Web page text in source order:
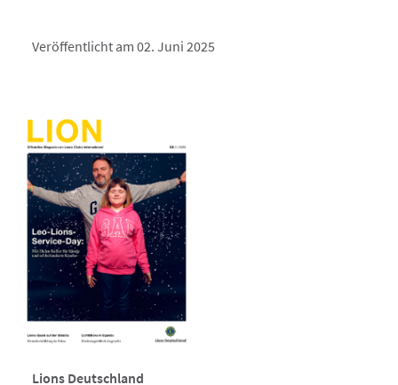
Veröffentlicht am 02. Juni 2025
Lions Deutschland